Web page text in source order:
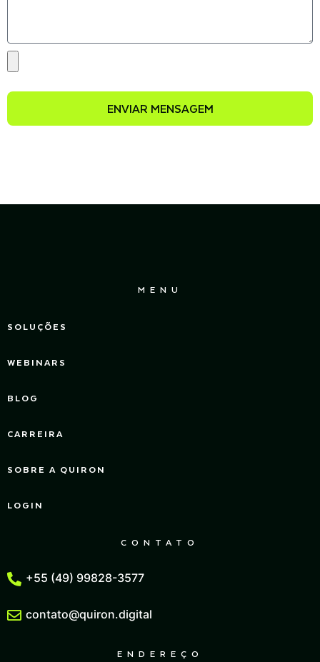
ENVIAR MENSAGEM
MENU
SOLUÇÕES
WEBINARS
BLOG
CARREIRA
SOBRE A QUIRON
LOGIN
CONTATO
+55 (49) 99828-3577
contato@quiron.digital
ENDEREÇO